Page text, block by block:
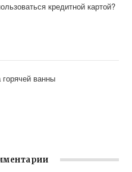
кредитной картой?
ванны